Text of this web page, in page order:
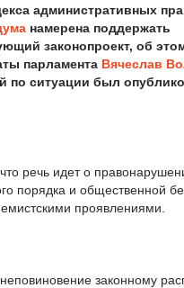
административных
намерена поддержать
законопроект, об
парламента Вячеслав
по ситуации был
речь идет о
порядка и общественной
проявлениями.
законному